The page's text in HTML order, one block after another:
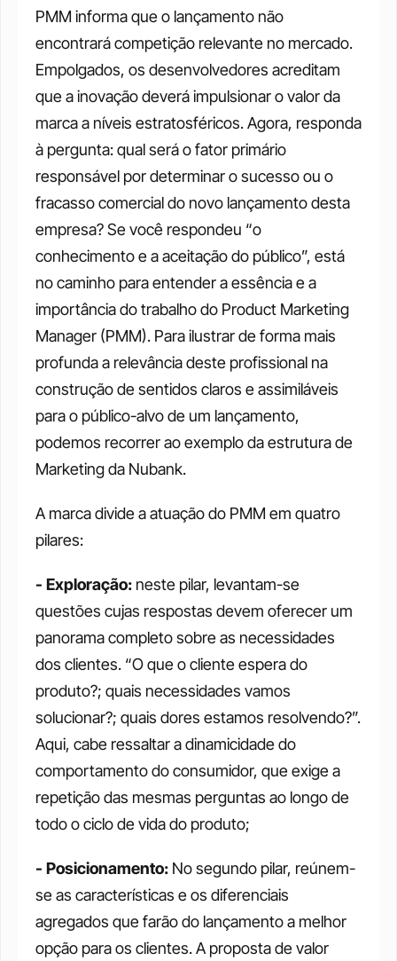
PMM informa que o lançamento não
encontrará competição relevante no mercado.
Empolgados, os desenvolvedores acreditam
que a inovação deverá impulsionar o valor da
marca a níveis estratosféricos. Agora, responda
à pergunta: qual será o fator primário
responsável por determinar o sucesso ou o
fracasso comercial do novo lançamento desta
empresa? Se você respondeu “o
conhecimento e a aceitação do público”, está
no caminho para entender a essência e a
importância do trabalho do Product Marketing
Manager (PMM). Para ilustrar de forma mais
profunda a relevância deste profissional na
construção de sentidos claros e assimiláveis
para o público-alvo de um lançamento,
podemos recorrer ao exemplo da estrutura de
Marketing da Nubank.
A marca divide a atuação do PMM em quatro
pilares:
- Exploração: neste pilar, levantam-se
questões cujas respostas devem oferecer um
panorama completo sobre as necessidades
dos clientes. “O que o cliente espera do
produto?; quais necessidades vamos
solucionar?; quais dores estamos resolvendo?”.
Aqui, cabe ressaltar a dinamicidade do
comportamento do consumidor, que exige a
repetição das mesmas perguntas ao longo de
todo o ciclo de vida do produto;
- Posicionamento: No segundo pilar, reúnem-
se as características e os diferenciais
agregados que farão do lançamento a melhor
opção para os clientes. A proposta de valor